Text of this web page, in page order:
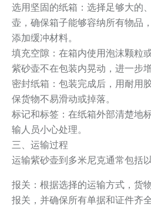
选用坚固的纸箱：选择足够大的
壶，确保箱子能够容纳所有物品
添加缓冲材料。
填充空隙：在箱内使用泡沫颗粒
紫砂壶不在包装内晃动，进一步
密封纸箱：包装完成后，用耐用
保货物不易滑动或掉落。
标记和标签：在纸箱外部清楚地
输人员小心处理。
三、运输过程
运输紫砂壶到多米尼克通常包括
报关：根据选择的运输方式，货
报关，并确保所有单据和证件齐全